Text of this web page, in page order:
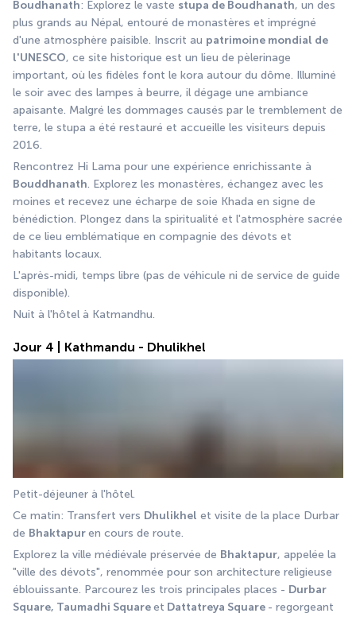
Boudhanath: Explorez le vaste stupa de Boudhanath, un des
plus grands au Népal, entouré de monastères et imprégné
d'une atmosphère paisible. Inscrit au patrimoine mondial de
l'UNESCO, ce site historique est un lieu de pèlerinage
important, où les fidèles font le kora autour du dôme. Illuminé
le soir avec des lampes à beurre, il dégage une ambiance
apaisante. Malgré les dommages causés par le tremblement de
terre, le stupa a été restauré et accueille les visiteurs depuis
2016.
Bouddhanath. Explorez les monastères, échangez avec les
moines et recevez une écharpe de soie Khada en signe de
bénédiction. Plongez dans la spiritualité et l'atmosphère sacrée
de ce lieu emblématique en compagnie des dévots et
habitants locaux.
L'après-midi, temps libre (pas de véhicule ni de service de guide
disponible).
Nuit à l'hôtel à Katmandhu.
Jour 4 | Kathmandu - Dhulikhel
Petit-déjeuner à l'hôtel.
Ce matin: Transfert vers Dhulikhel et visite de la place Durbar
de Bhaktapur en cours de route.
Explorez la ville médiévale préservée de Bhaktapur, appelée la
"ville des dévots", renommée pour son architecture religieuse
éblouissante. Parcourez les trois principales places - Durbar
Square, Taumadhi Square et Dattatreya Square - regorgeant